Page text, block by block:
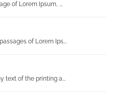
of Lorem Ipsum, ...
of Lorem Ips...
text of the printing a...